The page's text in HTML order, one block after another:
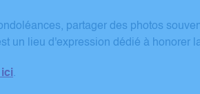
partager des photos
un lieu d'expression dédié à honorer
.